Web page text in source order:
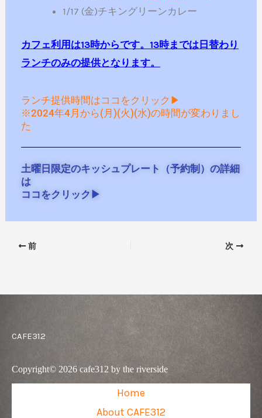
1/17 (金)チキングリーンカレー
カフェ利用は13時からです。13時までは日替わり
ランチのみの提供となります。
ランチ提供時間はココをクリック▶
※2024年4月から(月)(火)(水)の時間が変わりまし
た
土曜日限定のキッシュプレート（予約制）の詳細
は
ココをクリック▶
前 次
CAFE312
Copyright© 2026 cafe312 by the riverside
Home
About CAFE312